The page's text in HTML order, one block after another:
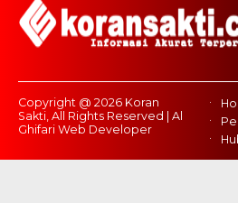
Copyright @ 2026 Koran
Sakti, All Rights Reserved | Al
Ghifari Web Developer